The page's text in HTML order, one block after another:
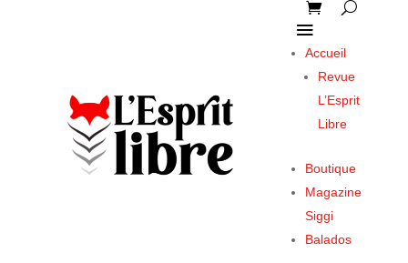
Accueil
Revue
L’Esprit
Libre
Boutique
Magazine
Siggi
Balados